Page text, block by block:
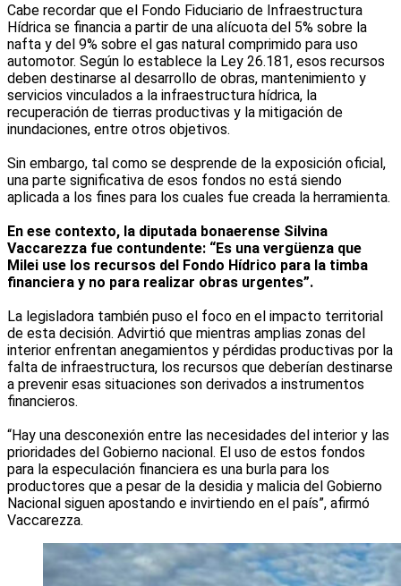
Cabe recordar que el Fondo Fiduciario de Infraestructura
Hídrica se financia a partir de una alícuota del 5% sobre la
nafta y del 9% sobre el gas natural comprimido para uso
automotor. Según lo establece la Ley 26.181, esos recursos
deben destinarse al desarrollo de obras, mantenimiento y
servicios vinculados a la infraestructura hídrica, la
recuperación de tierras productivas y la mitigación de
inundaciones, entre otros objetivos.
Sin embargo, tal como se desprende de la exposición oficial,
una parte significativa de esos fondos no está siendo
aplicada a los fines para los cuales fue creada la herramienta.
En ese contexto, la diputada bonaerense Silvina
Vaccarezza fue contundente: “Es una vergüenza que
Milei use los recursos del Fondo Hídrico para la timba
financiera y no para realizar obras urgentes”.
La legisladora también puso el foco en el impacto territorial
de esta decisión. Advirtió que mientras amplias zonas del
interior enfrentan anegamientos y pérdidas productivas por la
falta de infraestructura, los recursos que deberían destinarse
a prevenir esas situaciones son derivados a instrumentos
financieros.
“Hay una desconexión entre las necesidades del interior y las
prioridades del Gobierno nacional. El uso de estos fondos
para la especulación financiera es una burla para los
productores que a pesar de la desidia y malicia del Gobierno
Nacional siguen apostando e invirtiendo en el país”, afirmó
Vaccarezza.